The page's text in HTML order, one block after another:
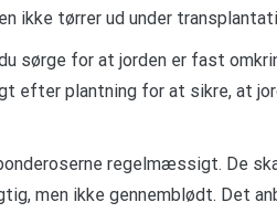
ikke tørrer ud under
sørge for at jorden er fast
efter plantning for at sikre, at
regelmæssigt. De
men ikke gennemblødt. Det